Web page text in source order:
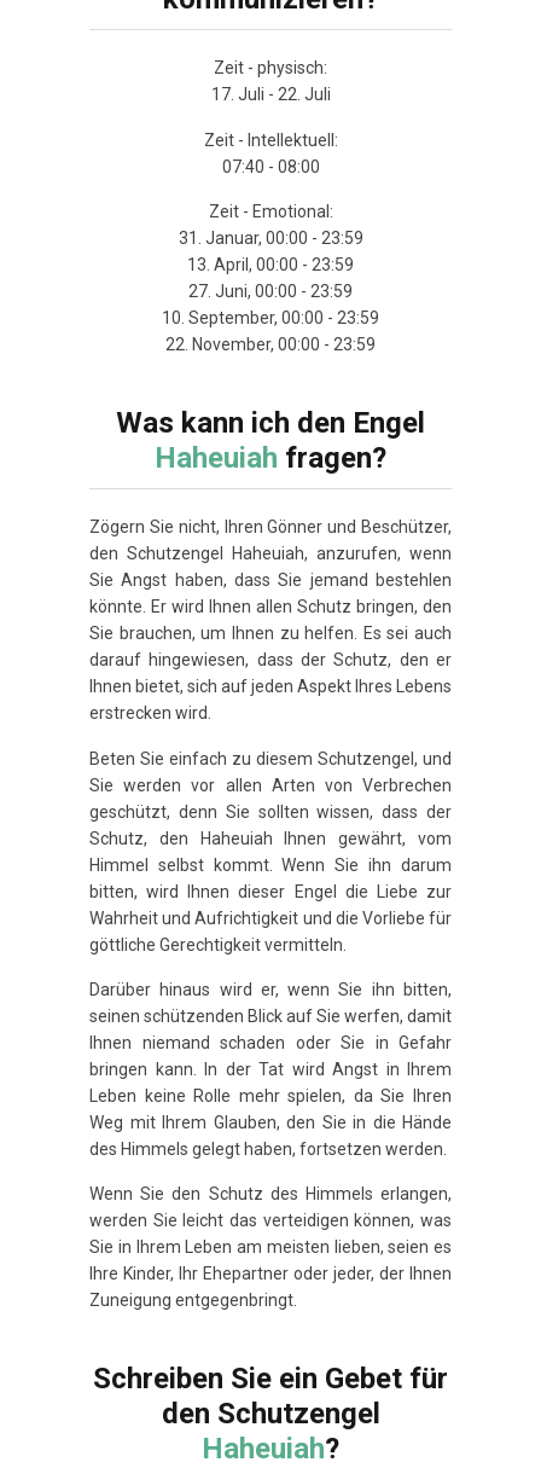
Zeit - physisch:
17. Juli - 22. Juli
Zeit - Intellektuell:
07:40 - 08:00
Zeit - Emotional:
31. Januar, 00:00 - 23:59
13. April, 00:00 - 23:59
27. Juni, 00:00 - 23:59
10. September, 00:00 - 23:59
22. November, 00:00 - 23:59
Was kann ich den Engel
Haheuiah fragen?
Zögern Sie nicht, Ihren Gönner und Beschützer,
den Schutzengel Haheuiah, anzurufen, wenn
Sie Angst haben, dass Sie jemand bestehlen
könnte. Er wird Ihnen allen Schutz bringen, den
Sie brauchen, um Ihnen zu helfen. Es sei auch
darauf hingewiesen, dass der Schutz, den er
Ihnen bietet, sich auf jeden Aspekt Ihres Lebens
erstrecken wird.
Beten Sie einfach zu diesem Schutzengel, und
Sie werden vor allen Arten von Verbrechen
geschützt, denn Sie sollten wissen, dass der
Schutz, den Haheuiah Ihnen gewährt, vom
Himmel selbst kommt. Wenn Sie ihn darum
bitten, wird Ihnen dieser Engel die Liebe zur
Wahrheit und Aufrichtigkeit und die Vorliebe für
göttliche Gerechtigkeit vermitteln.
Darüber hinaus wird er, wenn Sie ihn bitten,
seinen schützenden Blick auf Sie werfen, damit
Ihnen niemand schaden oder Sie in Gefahr
bringen kann. In der Tat wird Angst in Ihrem
Leben keine Rolle mehr spielen, da Sie Ihren
Weg mit Ihrem Glauben, den Sie in die Hände
des Himmels gelegt haben, fortsetzen werden.
Wenn Sie den Schutz des Himmels erlangen,
werden Sie leicht das verteidigen können, was
Sie in Ihrem Leben am meisten lieben, seien es
Ihre Kinder, Ihr Ehepartner oder jeder, der Ihnen
Zuneigung entgegenbringt.
Schreiben Sie ein Gebet für
den Schutzengel
Haheuiah?